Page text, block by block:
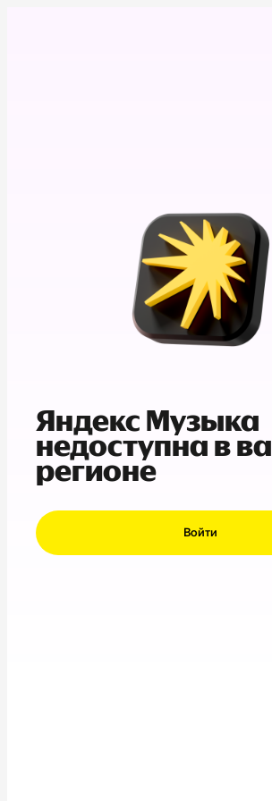
Яндекс Музыка
недоступна в
регионе
Войти